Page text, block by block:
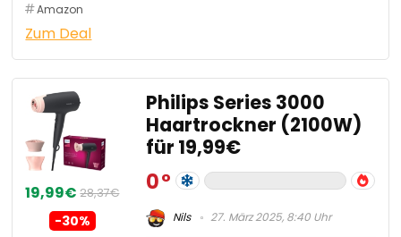
Amazon
Zum Deal
19,99€ 28,37€
-30%
Philips Series 3000
Haartrockner (2100W)
für 19,99€
0
Nils 27. März 2025, 8:40 Uhr